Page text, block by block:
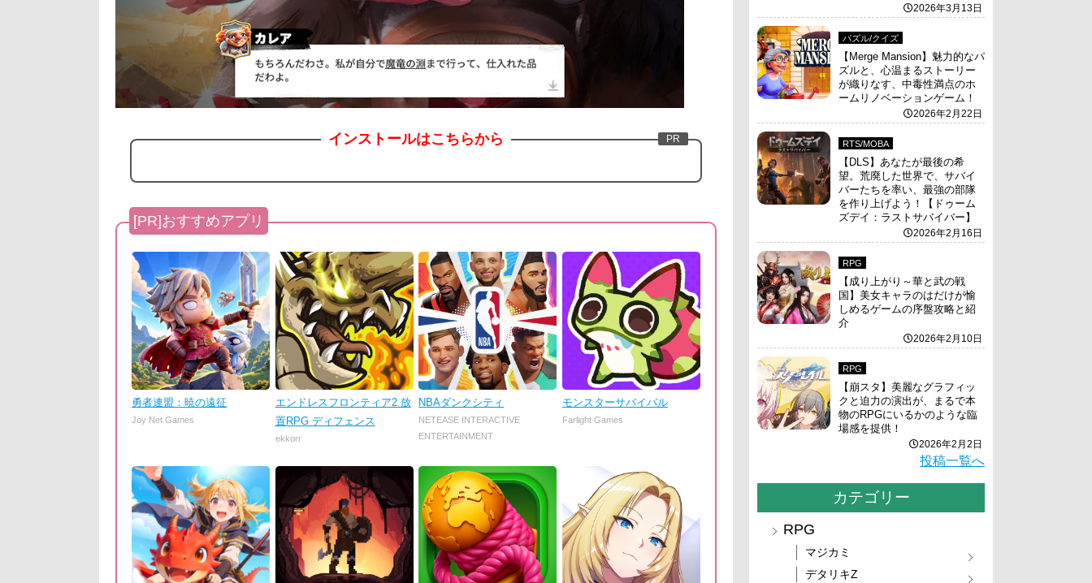
インストールはこちらから
勇者連盟：暁の遠征
Joy Net Games
エンドレスフロンティア2 放
置RPG ディフェンス
ekkorr
NBAダンクシティ
NETEASE INTERACTIVE
ENTERTAINMENT
モンスターサバイバル
Farlight Games
2026年3月13日
パズル/クイズ
【Merge Mansion】魅力的なパ
ズルと、心温まるストーリー
が織りなす、中毒性満点のホ
ームリノベーションゲーム！
2026年2月22日
RTS/MOBA
【DLS】あなたが最後の希
望。荒廃した世界で、サバイ
バーたちを率い、最強の部隊
を作り上げよう！【ドゥーム
ズデイ：ラストサバイバー】
2026年2月16日
RPG
【成り上がり～華と武の戦
国】美女キャラのはだけが愉
しめるゲームの序盤攻略と紹
介
2026年2月10日
RPG
【崩スタ】美麗なグラフィッ
クと迫力の演出が、まるで本
物のRPGにいるかのような臨
場感を提供！
2026年2月2日
投稿一覧へ
カテゴリー
RPG
マジカミ
デタリキZ